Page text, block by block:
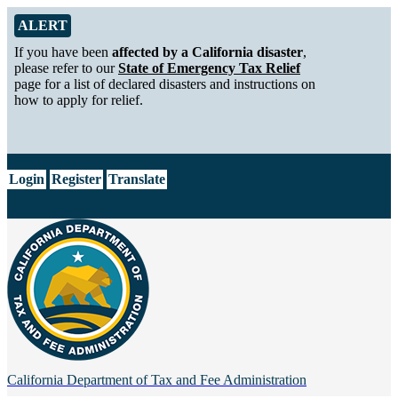
Skip to Main Content
Alert from California Department of Tax and Fee Administration
ALERT
If you have been affected by a California disaster,
please refer to ourState of Emergency Tax Relief
page for a list of declared disasters and instructions on
how to apply for relief.
Login Register Translate
California Department of Tax and Fee Administration